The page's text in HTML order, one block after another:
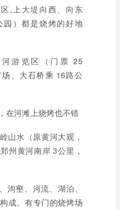
,上大堤向西、向东
园）都是烧烤的好地
游览区（门票 25
、大石桥乘 16路公
在河滩上烧烤也不错
山水（原黄河大观，
州黄河南岸 3公里，
沟壑、河流、湖泊、
成。有专门的烧烤场